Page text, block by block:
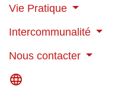
Vie Pratique
Intercommunalité
Nous contacter
language